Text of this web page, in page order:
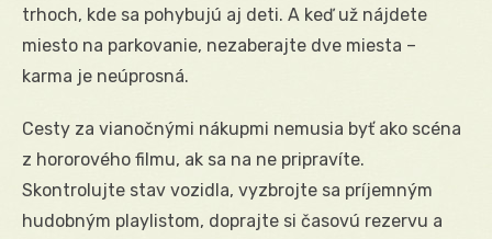
trhoch, kde sa pohybujú aj deti. A keď už nájdete
miesto na parkovanie, nezaberajte dve miesta –
karma je neúprosná.
Cesty za vianočnými nákupmi nemusia byť ako scéna
z hororového filmu, ak sa na ne pripravíte.
Skontrolujte stav vozidla, vyzbrojte sa príjemným
hudobným playlistom, doprajte si časovú rezervu a